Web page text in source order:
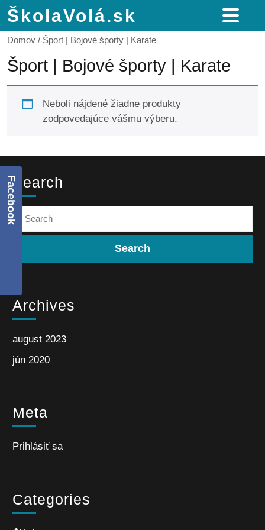
ŠkolaVolá.sk
Domov / Šport | Bojové športy | Karate
Šport | Bojové športy | Karate
Neboli nájdené žiadne produkty
zodpovedajúce vášmu výberu.
Search
Archives
august 2023
jún 2020
Meta
Prihlásiť sa
Categories
Facebook